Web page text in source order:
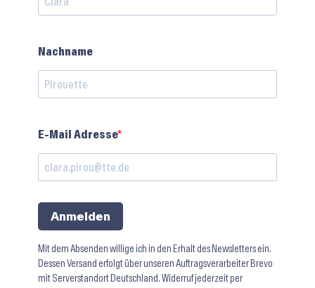
Nachname
E-Mail Adresse
Anmelden
Mit dem Absenden willige ich in den Erhalt des Newsletters ein.
Dessen Versand erfolgt über unseren Auftragsverarbeiter Brevo
mit Serverstandort Deutschland. Widerruf jederzeit per